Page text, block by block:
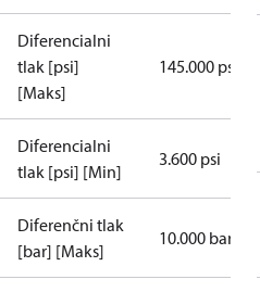
Diferencialni
tlak [psi]
[Maks]
145.000 psi
Diferencialni
tlak [psi] [Min]
3.600 psi
Diferenčni tlak
[bar] [Maks]
10.000 bar